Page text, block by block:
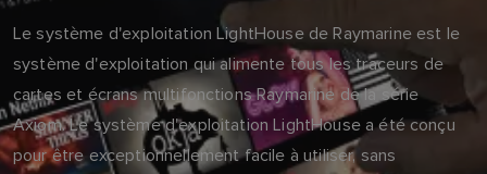
Le système d'exploitation LightHouse de Raymarine est le
système d'exploitation qui alimente tous les traceurs de
cartes et écrans multifonctions Raymarine de la série
Axiom. Le système d'exploitation LightHouse a été conçu
pour être exceptionnellement facile à utiliser, sans